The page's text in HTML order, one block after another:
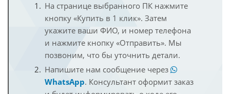
На странице выбранного ПК нажмите
кнопку «Купить в 1 клик». Затем
укажите ваши ФИО, и номер телефона
и нажмите кнопку «Отправить». Мы
позвоним, что бы уточнить детали.
Напишите нам сообщение через
WhatsApp. Консультант оформит заказ